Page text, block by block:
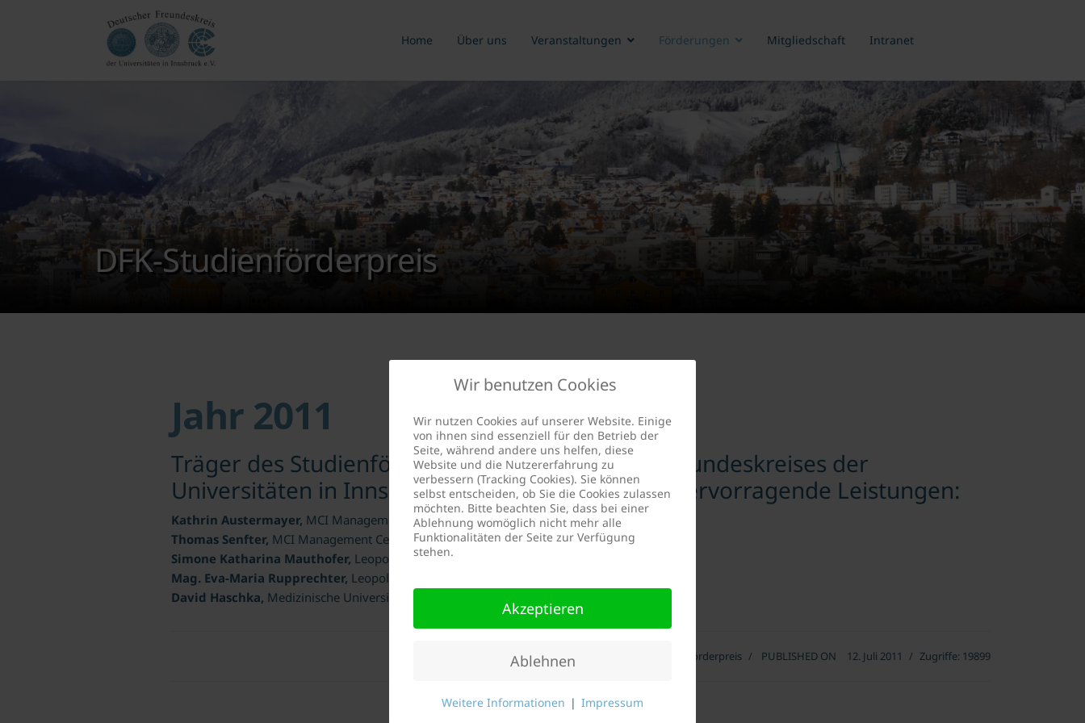
Home Über uns Veranstaltungen Förderungen Mitgliedschaft Intranet
DFK-Studienförderpreis
Jahr 2011
Träger des Studienförderpreis des Deutschen Freundeskreises der
Universitäten in Innsbruck e.V. im Jahr 2011 für hervorragende Leistungen:
Kathrin Austermayer, MCI Management Center Innsbruck
Thomas Senfter, MCI Management Center Innsbruck
Simone Katharina Mauthofer, Leopold-Franzens-Universität Innsbruck
Mag. Eva-Maria Rupprechter, Leopold-Franzens-Universität Innsbruck
David Haschka, Medizinische Universität Innsbruck
DFK-Studienförderpreis PUBLISHED ON 12. Juli 2011 Zugriffe: 19899
Wir benutzen Cookies
Wir nutzen Cookies auf unserer Website. Einige
von ihnen sind essenziell für den Betrieb der
Seite, während andere uns helfen, diese
Website und die Nutzererfahrung zu
verbessern (Tracking Cookies). Sie können
selbst entscheiden, ob Sie die Cookies zulassen
möchten. Bitte beachten Sie, dass bei einer
Ablehnung womöglich nicht mehr alle
Funktionalitäten der Seite zur Verfügung
stehen.
Akzeptieren
Ablehnen
Weitere Informationen | Impressum